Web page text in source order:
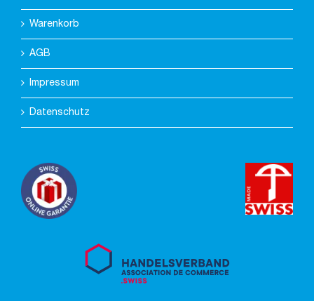
Warenkorb
AGB
Impressum
Datenschutz